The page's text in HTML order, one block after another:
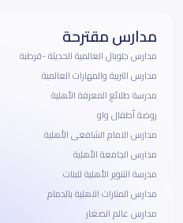
مدارس مقترحة
مدارس جلوبال العالمية الحديثة -قرطبة
مدارس التربية والمهارات العالمية
مدرسة طلائع المعرفة الأهلية
روضة أطفال واو
مدارس الامام الشافعى الأهلية
مدارس الجامعة الأهلية
مدرسة التنوير الأهلية للبنات
مدارس المنارات الاهلية بالدمام
مدارس عالم الصغار